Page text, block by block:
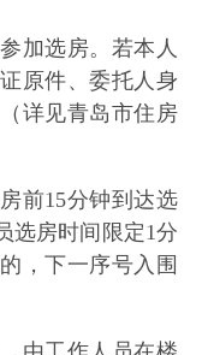
加选房。若本人
原件、委托人身
详见青岛市住房
前15分钟到达选
选房时间限定1分
，下一序号入围